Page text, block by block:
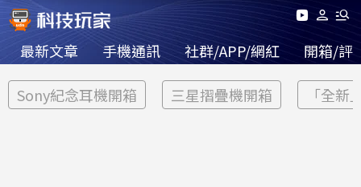
最新文章 手機通訊 社群/APP/網紅 開箱/評
Sony紀念耳機開箱 三星摺疊機開箱 「全新